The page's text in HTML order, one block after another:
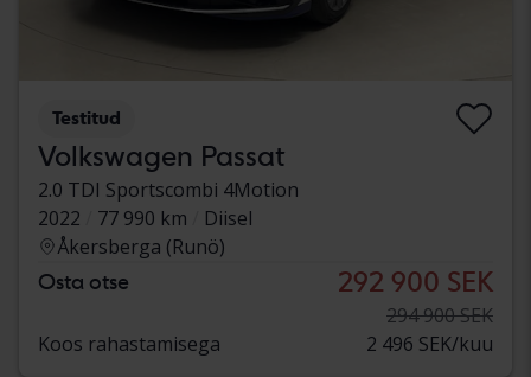
Testitud
Volkswagen Passat
2.0 TDI Sportscombi 4Motion
2022
77 990 km
Diisel
Åkersberga (Runö)
Osta otse 292 900 SEK
294 900 SEK
Koos rahastamisega
2 496 SEK/kuu